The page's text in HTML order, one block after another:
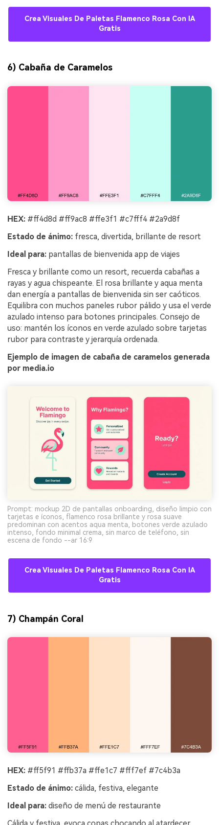
Crea Visuales De Paletas Flamenco Rosa Con IA
Gratis
6) Cabaña de Caramelos
HEX: #ff4d8d #ff9ac8 #ffe3f1 #c7fff4 #2a9d8f
Estado de ánimo: fresca, divertida, brillante de resort
Ideal para: pantallas de bienvenida app de viajes
Fresca y brillante como un resort, recuerda cabañas a
rayas y agua chispeante. El rosa brillante y aqua menta
dan energía a pantallas de bienvenida sin ser caóticos.
Equilibra con muchos paneles rubor pálido y usa el verde
azulado intenso para botones principales. Consejo de
uso: mantén los íconos en verde azulado sobre tarjetas
rubor para contraste y jerarquía ordenada.
Ejemplo de imagen de cabaña de caramelos generada
por media.io
Prompt: mockup 2D de pantallas onboarding, diseño limpio con
tarjetas e íconos, flamenco rosa brillante y rosa suave
predominan con acentos aqua menta, botones verde azulado
intenso, fondo minimal crema, sin marco de teléfono, sin
escena de fondo --ar 16:9
Crea Visuales De Paletas Flamenco Rosa Con IA
Gratis
7) Champán Coral
HEX: #ff5f91 #ffb37a #ffe1c7 #fff7ef #7c4b3a
Estado de ánimo: cálida, festiva, elegante
Ideal para: diseño de menú de restaurante
Cálida y festiva, evoca copas chocando al atardecer